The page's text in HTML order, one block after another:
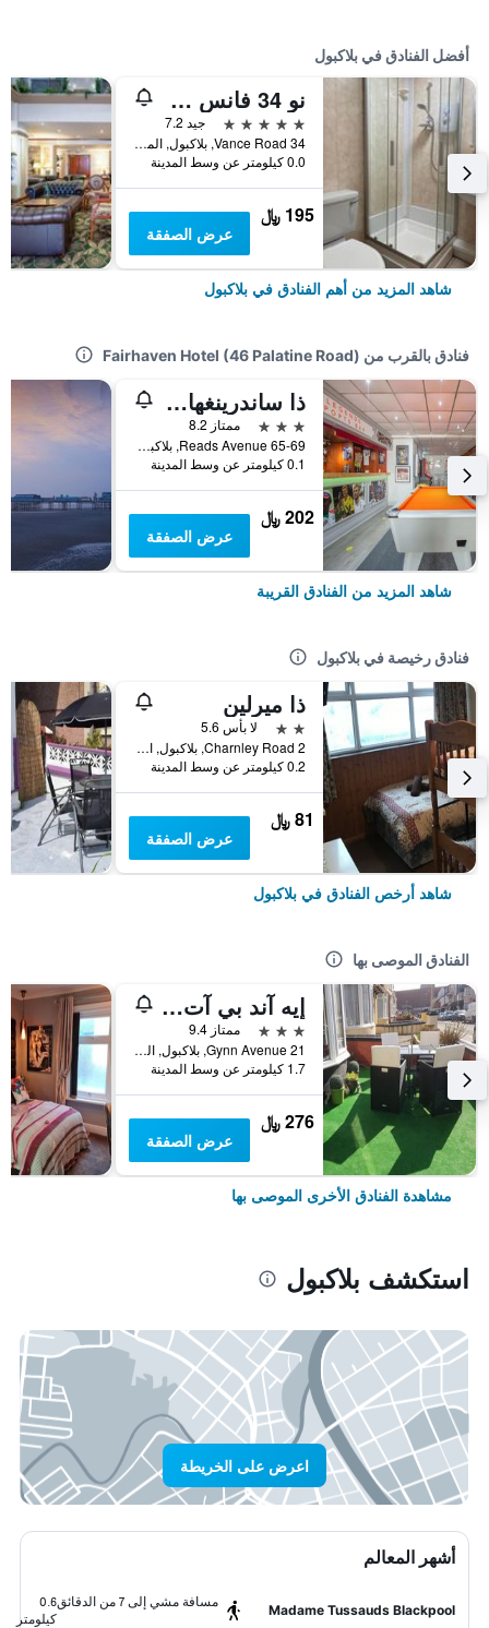
أفضل الفنادق في بلاكبول
نو 34 فانس رود
5 نجوم
جيد 7.2
34 Vance Road, بلاكبول, المملكة المتحدة
0.0 كيلومتر عن وسط المدينة
195 ﷼
عرض الصفقة
شاهد المزيد من أهم الفنادق في بلاكبول
فنادق بالقرب من Fairhaven Hotel (46 Palatine Road)
ذا ساندرينغهام كورت هوتل آند أبارتمنت
3 نجوم
ممتاز 8.2
65-69 Reads Avenue, بلاكبول, المملكة المتحدة
0.1 كيلومتر عن وسط المدينة
202 ﷼
عرض الصفقة
شاهد المزيد من الفنادق القريبة
فنادق رخيصة في بلاكبول
ذا ميرلين
2 نجمتين
لا بأس 5.6
2 Charnley Road, بلاكبول, المملكة المتحدة
0.2 كيلومتر عن وسط المدينة
81 ﷼
عرض الصفقة
شاهد أرخص الفنادق في بلاكبول
الفنادق الموصى بها
إيه آند بي آت ذا شيرون هاوس
3 نجوم
ممتاز 9.4
21 Gynn Avenue, بلاكبول, المملكة المتحدة
1.7 كيلومتر عن وسط المدينة
276 ﷼
عرض الصفقة
مشاهدة الفنادق الأخرى الموصى بها
استكشف بلاكبول
اعرض على الخريطة
أشهر المعالم
Madame Tussauds Blackpool
مسافة مشي إلى 7 من الدقائق
0.6
كيلومتر